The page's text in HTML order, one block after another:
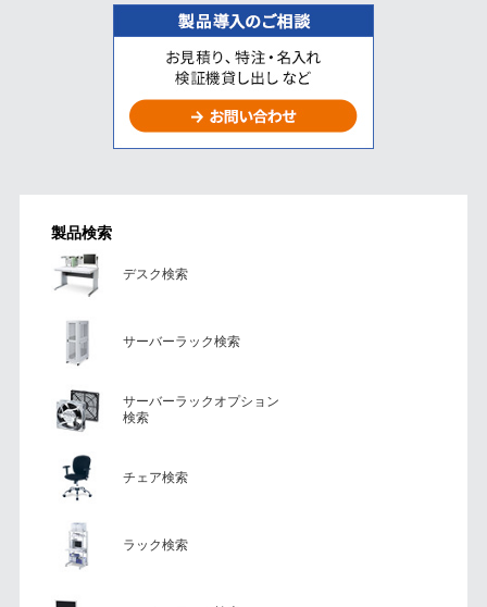
製品検索
デスク検索
サーバーラック検索
サーバーラックオプション
検索
チェア検索
ラック検索